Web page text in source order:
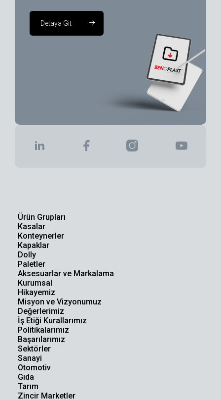
Detaya Git
Ürün Grupları
Kasalar
Konteynerler
Kapaklar
Dolly
Paletler
Aksesuarlar ve Markalama
Kurumsal
Hikayemiz
Misyon ve Vizyonumuz
Değerlerimiz
İş Etiği Kurallarımız
Politikalarımız
Başarılarımız
Sektörler
Sanayi
Otomotiv
Gıda
Tarım
Zincir Marketler